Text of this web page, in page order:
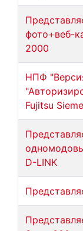
фото+веб-
2000
НПФ
Fujitsu
D-LINK